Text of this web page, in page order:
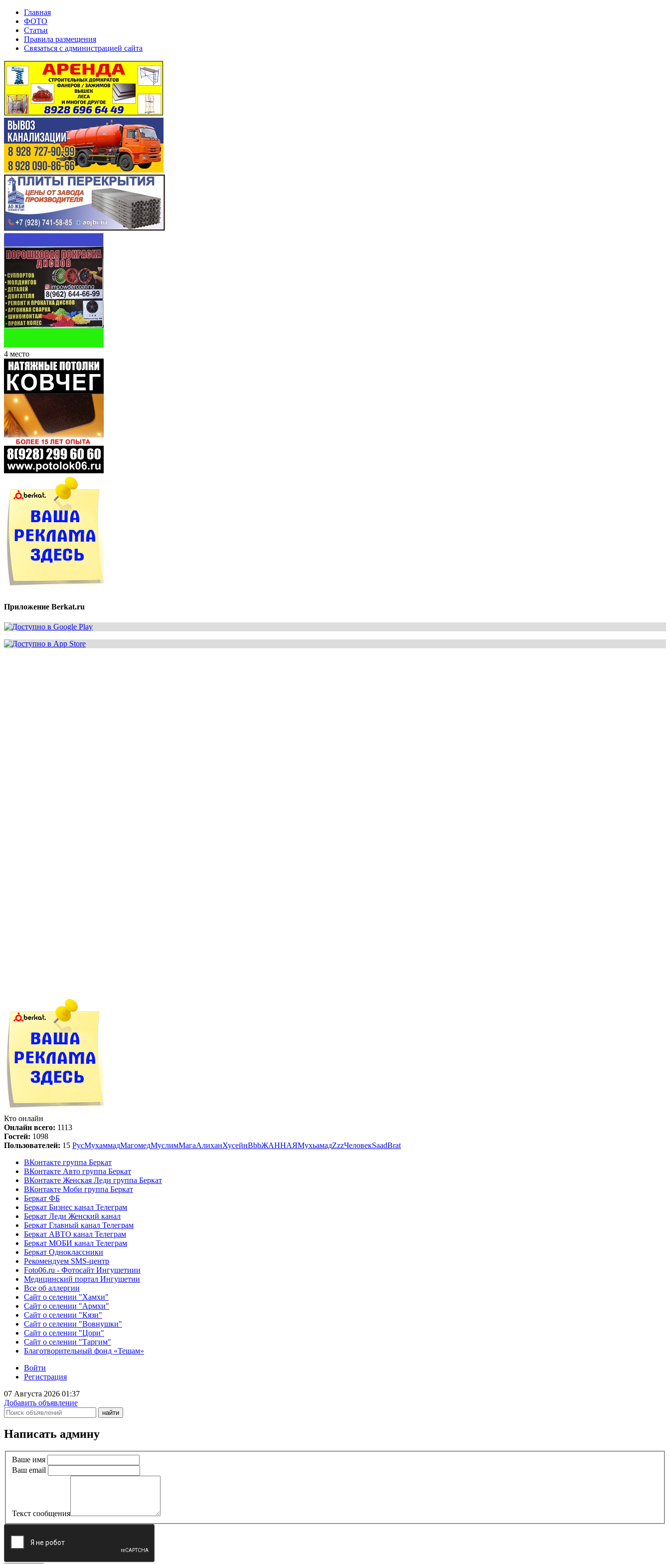
Главная
ФОТО
Статьи
Правила размещения
Связаться с администрацией сайта
4 место
Приложение Berkat.ru
Кто онлайн
Онлайн всего: 1113
Гостей: 1098
Пользователей: 15 РусМухаммадМагомедМуслимМагаАлиханХусейнBbbЖАННАЯМухьамадZzzЧеловекSaadBrat
ВКонтакте группа Беркат
ВКонтакте Авто группа Беркат
ВКонтакте Женская Леди группа Беркат
ВКонтакте Моби группа Беркат
Беркат ФБ
Беркат Бизнес канал Телеграм
Беркат Леди Женский канал
Беркат Главный канал Телеграм
Беркат АВТО канал Телеграм
Беркат МОБИ канал Телеграм
Беркат Одноклассники
Рекомендуем SMS-центр
Foto06.ru - Фотосайт Ингушетиии
Медицинский портал Ингушетии
Все об аллергии
Сайт о селении "Хамхи"
Сайт о селении "Армхи"
Сайт о селении "Кязи"
Сайт о селении "Вовнушки"
Сайт о селении "Цори"
Сайт о селении "Таргим"
Благотворительный фонд «Тешам»
Войти
Регистрация
07 Августа 2026 01:37
Добавить объявление
Написать админу
Ваше имя
Ваш email
Текст сообщения